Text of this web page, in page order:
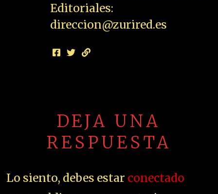
Editoriales:
direccion@zurired.es
DEJA UNA
RESPUESTA
Lo siento, debes estar conectado